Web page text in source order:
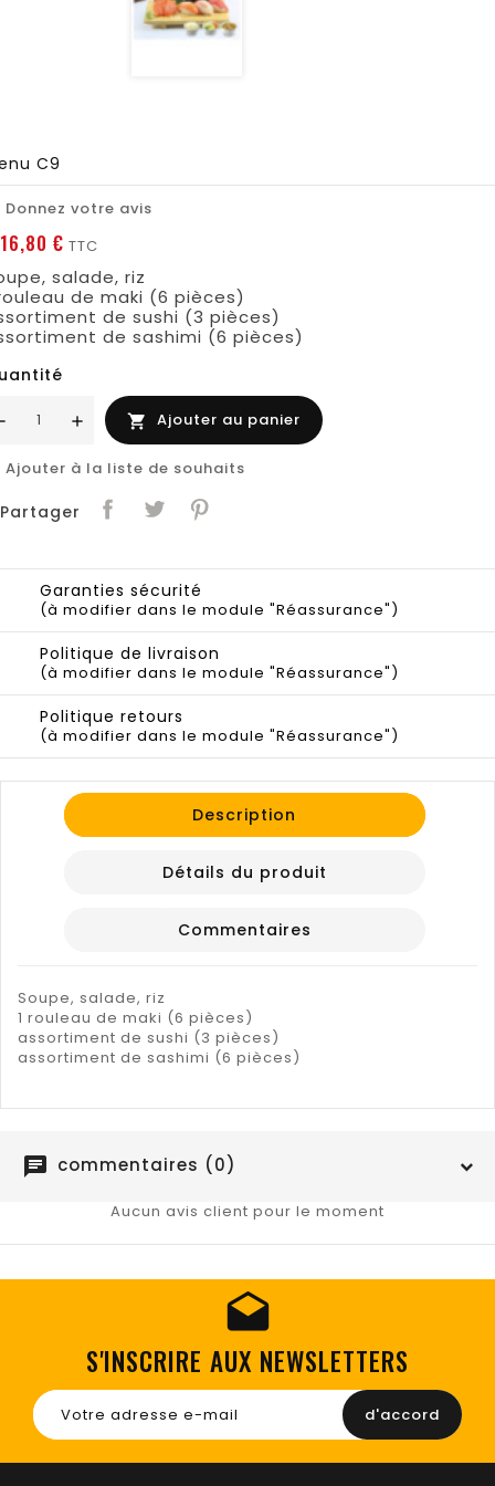
C9
Donnez votre avis
16,80 € TTC
salade, riz
de maki (6 pièces)
de sushi (3 pièces)
de sashimi (6 pièces)
 Ajouter au panier
Ajouter à la liste de souhaits
Partager
Garanties sécurité
(à modifier dans le module "Réassurance")
Politique de livraison
(à modifier dans le module "Réassurance")
Politique retours
(à modifier dans le module "Réassurance")
Description
Détails du produit
Commentaires
Soupe, salade, riz
1 rouleau de maki (6 pièces)
assortiment de sushi (3 pièces)
assortiment de sashimi (6 pièces)
chat commentaires (0)
Aucun avis client pour le moment
S'INSCRIRE AUX NEWSLETTERS